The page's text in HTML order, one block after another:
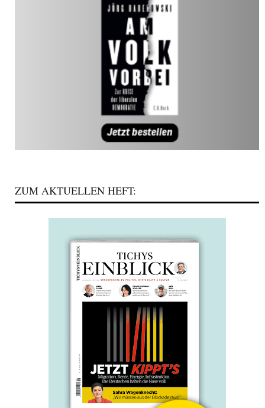
ZUM AKTUELLEN HEFT: